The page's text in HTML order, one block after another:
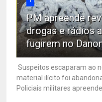
PM apreende
drogas e rádios
fugirem no
Suspeitos escaparam ao
material ilícito foi
Policiais militares